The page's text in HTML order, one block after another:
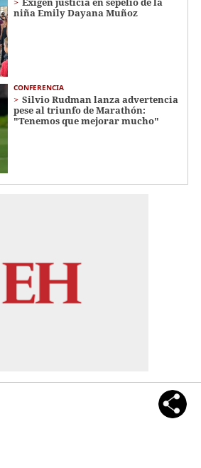
niña Emily Dayana Muñoz
CONFERENCIA
Silvio Rudman lanza advertencia
pese al triunfo de Marathón:
"Tenemos que mejorar mucho"